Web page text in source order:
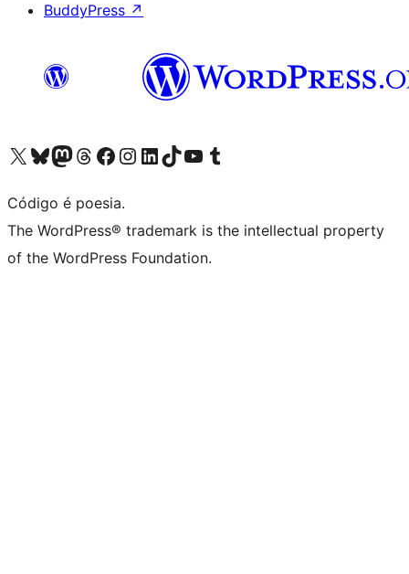
BuddyPress ↗
Acessar nossa conta do X (antigo Twitter)
Acessar nossa conta do Bluesky
Acessar nossa conta do Mastodon
Acessar nossa conta do Threads
Acessar nossa página do Facebook
Acessar nossa conta do Instagram
Acessar nossa conta do LinkedIn
Acessar nossa conta do TikTok
Acessar nosso canal do YouTube
Acessar nossa conta no Tumblr
Código é poesia.
The WordPress® trademark is the intellectual property
of the WordPress Foundation.